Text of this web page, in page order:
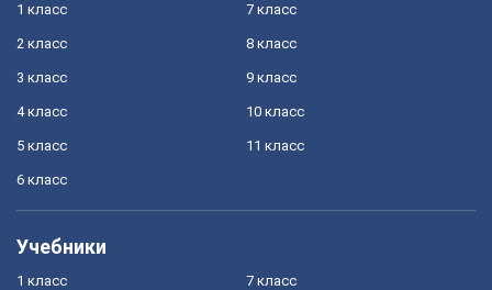
1 класс
2 класс
3 класс
4 класс
5 класс
6 класс
7 класс
8 класс
9 класс
10 класс
11 класс
Учебники
1 класс 7 класс